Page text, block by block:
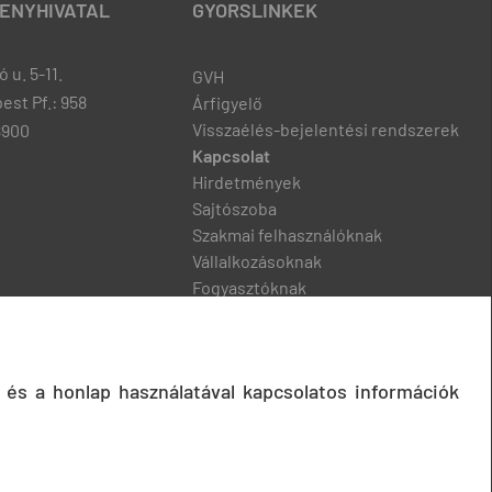
5-11.
Pf.: 958
GYORSLINKEK
GVH
Árfigyelő
Visszaélés-bejelentési rendszerek
Kapcsolat
Hirdetmények
Sajtószoba
Szakmai felhasználóknak
Vállalkozásoknak
Fogyasztóknak
a honlap használatával kapcsolatos információk